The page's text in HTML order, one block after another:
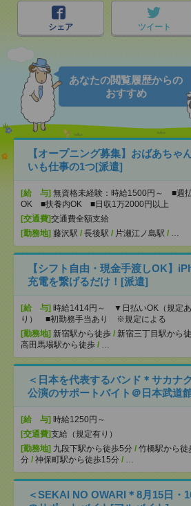
シェア ツイート
あなたの閲覧履歴からの
おすすめ
【オープニング募集】おばあちゃ
いも仕事の1つ[派遣]
[給 与] 無資格未経験：時給1500円～ ■週
OK ■扶養内OK ■日収1万2000円以上
[交通費]交通費全額支給
[勤務地] 藤沢駅 / 長後駅 / 片瀬江ノ島駅 / …
【シフト自由・現金手渡しOK】
充電を繋げるだけ！[派遣]
[給 与] 時給1414円～ ▼日払いOK（規定あ
り） ■初勤務手当あり ※規定による
[勤務地] 新宿駅から徒歩 / 新宿三丁目駅から
高田馬場駅から徒歩 / …
＜日本を代表するバンド＊サカナ
公演のサポートバイト＠日本武道
[給 与] 時給1250円～
[交通費]支給（規定有り）
[勤務地] 九段下駅から徒歩5分 / 竹橋駅から徒
分 / 神保町駅から徒歩15分 / …
＜SEKAI NO OWARI＊8月15日・